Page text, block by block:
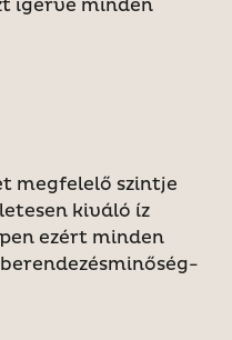
ígérve minden
megfelelő szintje
kiváló íz
ezért minden